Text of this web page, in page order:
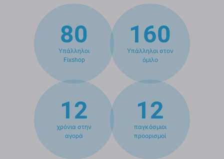
80
Υπάλληλοι
Fixshop
160
Υπάλληλοι στον
όμιλο
12
χρόνια στην
αγορά
12
παγκόσμιοι
προορισμοί